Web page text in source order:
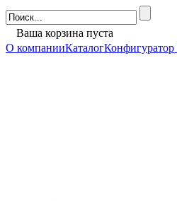
Ваша корзина пуста
О компанииКаталог